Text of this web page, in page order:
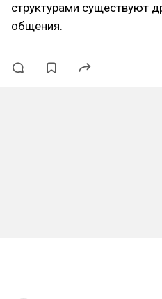
структурами существуют
общения.